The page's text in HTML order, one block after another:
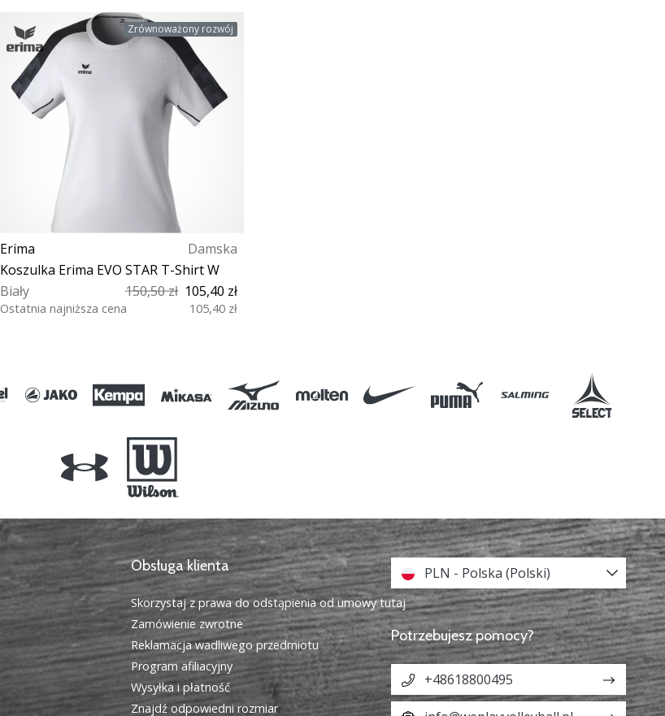
Zrównoważony rozwój
Erima
Damska
Koszulka Erima EVO STAR T-Shirt W
Biały
150,50 zł 105,40 zł
Ostatnia najniższa cena 105,40 zł
Obsługa klienta
Skorzystaj z prawa do odstąpienia od umowy tutaj
Zamówienie zwrotne
Reklamacja wadliwego przedmiotu
Program afiliacyjny
Wysyłka i płatność
Znajdź odpowiedni rozmiar
PLN - Polska (Polski)
Potrzebujesz pomocy?
+48618800495